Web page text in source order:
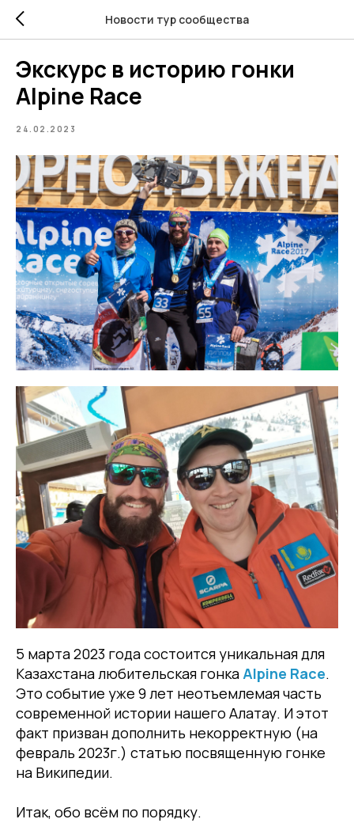
Новости тур сообщества
Экскурс в историю гонки
Alpine Race
24.02.2023
5 марта 2023 года состоится уникальная для
Казахстана любительская гонка Alpine Race.
Это событие уже 9 лет неотъемлемая часть
современной истории нашего Алатау. И этот
факт призван дополнить некорректную (на
февраль 2023г.) статью посвященную гонке
на Википедии.
Итак, обо всём по порядку.